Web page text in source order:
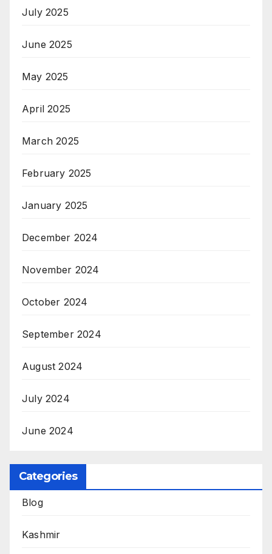
July 2025
June 2025
May 2025
April 2025
March 2025
February 2025
January 2025
December 2024
November 2024
October 2024
September 2024
August 2024
July 2024
June 2024
Categories
Blog
Kashmir